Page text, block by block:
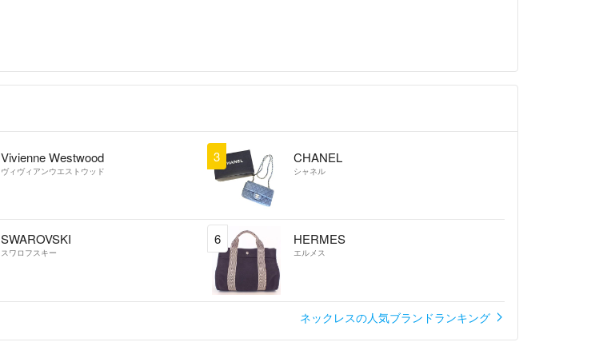
ラクマ指定の支払い期限内に支払いをお願いします。
【受け取り通知】
お品が到着後2日以内（不在時含め）に受取通知をお願いします。外
出や不在等で受け取りが遅れる場は予め連絡お願いします。
【発送】
┏普通郵便・定形外
┣レターパックプラス・ライト
┣ゆうメール
┣ミニレター
Vivienne Westwood
ヴィヴィアンウエストウッド
3 CHANEL
シャネル
SWAROVSKI
スワロフスキー
6 HERMES
エルメス
ネックレスの人気ブランドランキング